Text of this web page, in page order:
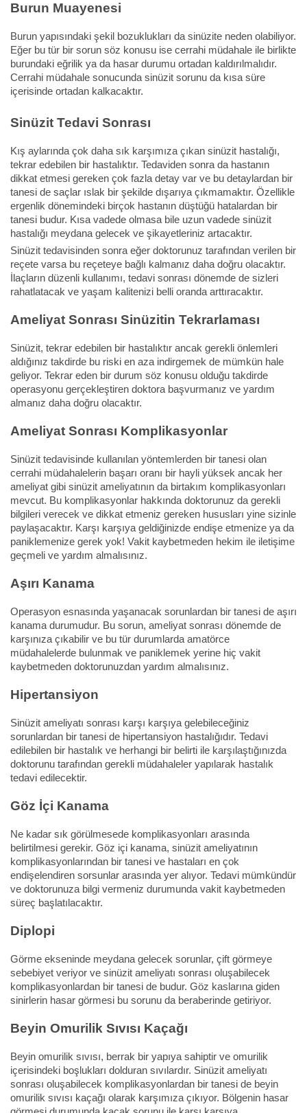
Burun Muayenesi
Burun yapısındaki şekil bozuklukları da sinüzite neden olabiliyor.
Eğer bu tür bir sorun söz konusu ise cerrahi müdahale ile birlikte
burundaki eğrilik ya da hasar durumu ortadan kaldırılmalıdır.
Cerrahi müdahale sonucunda sinüzit sorunu da kısa süre
içerisinde ortadan kalkacaktır.
Sinüzit Tedavi Sonrası
Kış aylarında çok daha sık karşımıza çıkan sinüzit hastalığı,
tekrar edebilen bir hastalıktır. Tedaviden sonra da hastanın
dikkat etmesi gereken çok fazla detay var ve bu detaylardan bir
tanesi de saçlar ıslak bir şekilde dışarıya çıkmamaktır. Özellikle
ergenlik dönemindeki birçok hastanın düştüğü hatalardan bir
tanesi budur. Kısa vadede olmasa bile uzun vadede sinüzit
hastalığı meydana gelecek ve şikayetleriniz artacaktır.
Sinüzit tedavisinden sonra eğer doktorunuz tarafından verilen bir
reçete varsa bu reçeteye bağlı kalmanız daha doğru olacaktır.
İlaçların düzenli kullanımı, tedavi sonrası dönemde de sizleri
rahatlatacak ve yaşam kalitenizi belli oranda arttıracaktır.
Ameliyat Sonrası Sinüzitin Tekrarlaması
Sinüzit, tekrar edebilen bir hastalıktır ancak gerekli önlemleri
aldığınız takdirde bu riski en aza indirgemek de mümkün hale
geliyor. Tekrar eden bir durum söz konusu olduğu takdirde
operasyonu gerçekleştiren doktora başvurmanız ve yardım
almanız daha doğru olacaktır.
Ameliyat Sonrası Komplikasyonlar
Sinüzit tedavisinde kullanılan yöntemlerden bir tanesi olan
cerrahi müdahalelerin başarı oranı bir hayli yüksek ancak her
ameliyat gibi sinüzit ameliyatının da birtakım komplikasyonları
mevcut. Bu komplikasyonlar hakkında doktorunuz da gerekli
bilgileri verecek ve dikkat etmeniz gereken hususları yine sizinle
paylaşacaktır. Karşı karşıya geldiğinizde endişe etmenize ya da
paniklemenize gerek yok! Vakit kaybetmeden hekim ile iletişime
geçmeli ve yardım almalısınız.
Aşırı Kanama
Operasyon esnasında yaşanacak sorunlardan bir tanesi de aşırı
kanama durumudur. Bu sorun, ameliyat sonrası dönemde de
karşınıza çıkabilir ve bu tür durumlarda amatörce
müdahalelerde bulunmak ve paniklemek yerine hiç vakit
kaybetmeden doktorunuzdan yardım almalısınız.
Hipertansiyon
Sinüzit ameliyatı sonrası karşı karşıya gelebileceğiniz
sorunlardan bir tanesi de hipertansiyon hastalığıdır. Tedavi
edilebilen bir hastalık ve herhangi bir belirti ile karşılaştığınızda
doktorunu tarafından gerekli müdahaleler yapılarak hastalık
tedavi edilecektir.
Göz İçi Kanama
Ne kadar sık görülmesede komplikasyonları arasında
belirtilmesi gerekir. Göz içi kanama, sinüzit ameliyatının
komplikasyonlarından bir tanesi ve hastaları en çok
endişelendiren sorsunlar arasında yer alıyor. Tedavi mümkündür
ve doktorunuza bilgi vermeniz durumunda vakit kaybetmeden
süreç başlatılacaktır.
Diplopi
Görme ekseninde meydana gelecek sorunlar, çift görmeye
sebebiyet veriyor ve sinüzit ameliyatı sonrası oluşabilecek
komplikasyonlardan bir tanesi de budur. Göz kaslarına giden
sinirlerin hasar görmesi bu sorunu da beraberinde getiriyor.
Beyin Omurilik Sıvısı Kaçağı
Beyin omurilik sıvısı, berrak bir yapıya sahiptir ve omurilik
içerisindeki boşlukları dolduran sıvılardır. Sinüzit ameliyatı
sonrası oluşabilecek komplikasyonlardan bir tanesi de beyin
omurilik sıvısı kaçağı olarak karşımıza çıkıyor. Bölgenin hasar